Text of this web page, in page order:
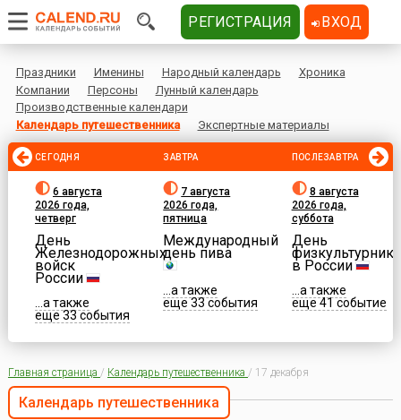
Праздники Именины Народный календарь
Хроника
Компании
Персоны
Лунный календарь
Производственные календари
Календарь путешественника
Экспертные материалы
СЕГОДНЯ
6 августа
2026 года,
четверг
День
Железнодорожных
войск
России
...а также
еще 33 события
ЗАВТРА
7 августа
2026 года,
пятница
Международный
день пива
...а также
еще 33 события
ПОСЛЕЗАВТРА
8 августа
2026 года,
суббота
День
физкультурника
в России
...а также
еще 41 событие
Главная страница / Календарь путешественника / 17 декабря
Календарь путешественника
РЕГИСТРАЦИЯ ВХОД